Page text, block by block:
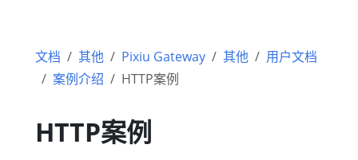
文档 其他 Pixiu Gateway 其他
用户文档
案例介绍
HTTP案例
HTTP案例